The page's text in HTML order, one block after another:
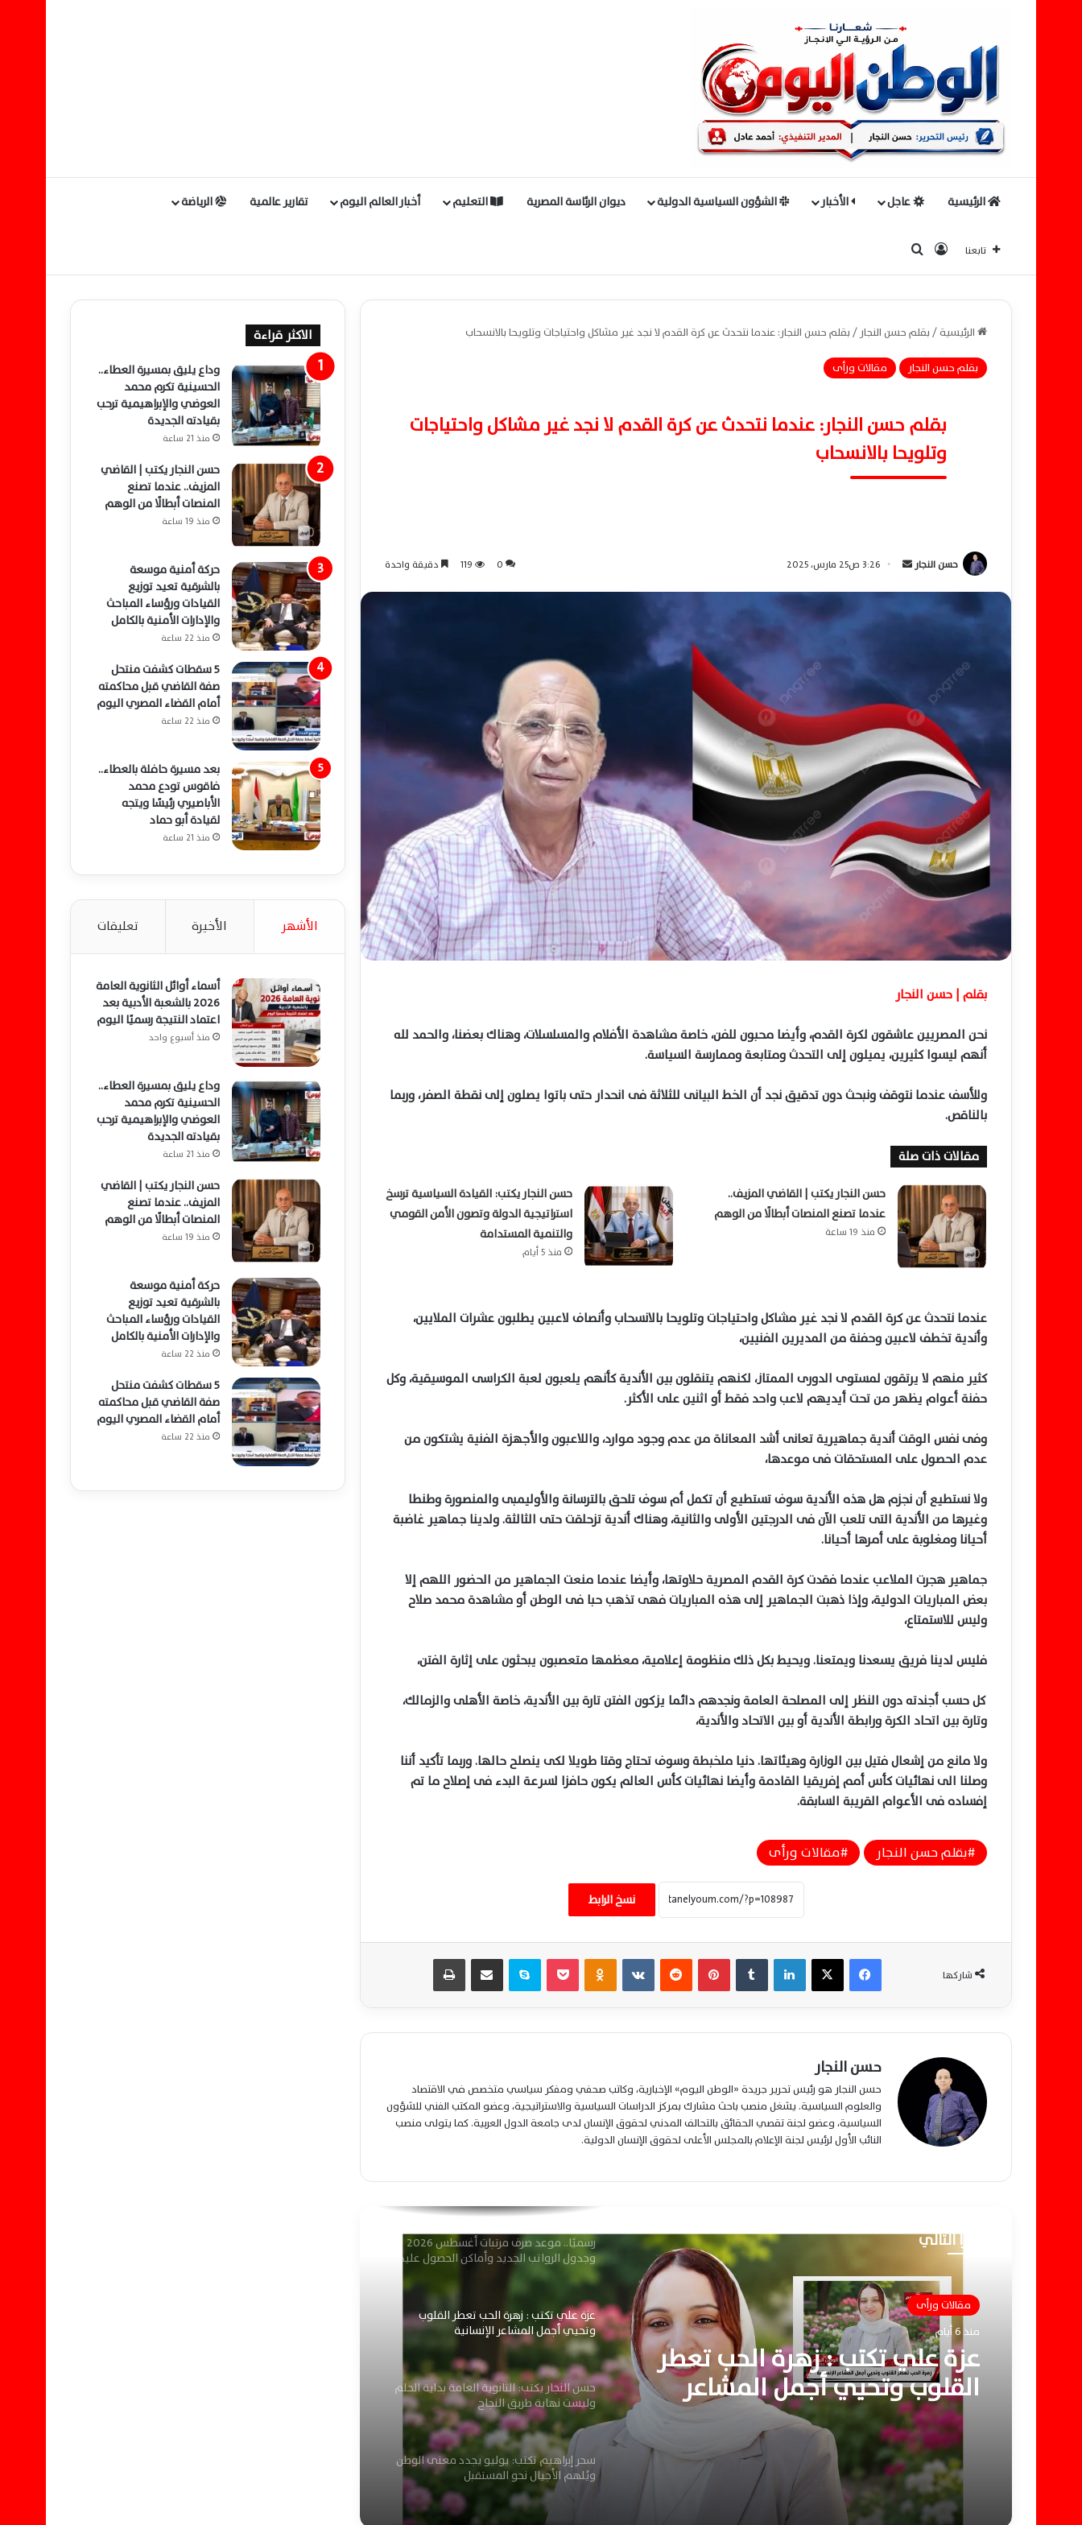
الرئيسية عاجل الأخبار الشؤون السياسية الدولية ديوان الرئاسة المصرية التعليم أخبار العالم اليوم تقارير عالمية الرياضة
تابعنا تسجيل الدخول
الرئيسية/بقلم حسن النجار /بقلم حسن النجار: عندما نتحدث عن كرة القدم لا نجد غير مشاكل واحتياجات وتلويحا بالانسحاب
بقلم حسن النجار
مقالات ورأى
بقلم حسن النجار: عندما نتحدث عن كرة القدم لا نجد غير مشاكل واحتياجات
وتلويحا بالانسحاب
حسن النجار
د
ا
ل
ك
ت
و
ن
ي
ا
3:26 ص25 مارس، 2025 0
119 دقيقة واحدة
بقلم | حسن النجار
نحن المصريين عاشقون لكرة القدم، وأيضا محبون للفن، خاصة مشاهدة الأفلام والمسلسلات، وهناك بعضنا، والحمد لله
أنهم ليسوا كثيرين، يميلون إلى التحدث ومتابعة وممارسة السياسة.
وللأسف عندما نتوقف ونبحث دون تدقيق نجد أن الخط البيانى للثلاثة فى انحدار حتى باتوا يصلون إلى نقطة الصفر، وربما
بالناقص.
مقالات ذات صلة
حسن النجار يكتب | القاضي المزيف..
عندما تصنع المنصات أبطالًا من الوهم
منذ 19 ساعة
حسن النجار يكتب: القيادة السياسية ترسخ
استراتيجية الدولة وتصون الأمن القومي
والتنمية المستدامة
منذ 5 أيام
عندما نتحدث عن كرة القدم لا نجد غير مشاكل واحتياجات وتلويحا بالانسحاب وأنصاف لاعبين يطلبون عشرات الملايين،
وأندية تخطف لاعبين وحفنة من المديرين الفنيين،
كثير منهم لا يرتقون لمستوى الدورى الممتاز، لكنهم يتنقلون بين الأندية كأنهم يلعبون لعبة الكراسى الموسيقية، وكل
حفنة أعوام يظهر من تحت أيديهم لاعب واحد فقط أو اثنين على الأكثر.
وفى نفس الوقت أندية جماهيرية تعانى أشد المعاناة من عدم وجود موارد، واللاعبون والأجهزة الفنية يشتكون من
عدم الحصول على المستحقات فى موعدها،
ولا نستطيع أن نجزم هل هذه الأندية سوف تستطيع أن تكمل أم سوف تلحق بالترسانة والأوليمبى والمنصورة وطنطا
وغيرها من الأندية التى تلعب الآن فى الدرجتين الأولى والثانية، وهناك أندية تزحلقت حتى الثالثة. ولدينا جماهير غاضبة
أحيانا ومغلوبة على أمرها أحيانا.
جماهير هجرت الملاعب عندما فقدت كرة القدم المصرية حلاوتها، وأيضا عندما منعت الجماهير من الحضور اللهم إلا
بعض المباريات الدولية، وإذا ذهبت الجماهير إلى هذه المباريات فهى تذهب حبا فى الوطن أو مشاهدة محمد صلاح
وليس للاستمتاع،
فليس لدينا فريق يسعدنا ويمتعنا. ويحيط بكل ذلك منظومة إعلامية، معظمها متعصبون يبحثون على إثارة الفتن،
كل حسب أجندته دون النظر إلى المصلحة العامة ونجدهم دائما يزكون الفتن تارة بين الأندية، خاصة الأهلى والزمالك،
وتارة بين اتحاد الكرة ورابطة الأندية أو بين الاتحاد والأندية،
ولا مانع من إشعال فتيل بين الوزارة وهيئاتها. دنيا ملخبطة وسوف تحتاج وقتا طويلا لكى ينصلح حالها. وربما تأكيد أننا
وصلنا الى نهائيات كأس أمم إفريقيا القادمة وأيضا نهائيات كأس العالم يكون حافزا لسرعة البدء فى إصلاح ما تم
إفساده فى الأعوام القريبة السابقة.
بقلم حسن النجار مقالات ورأى
نسخ الرابط
شاركها
فيسبوك ‫X لينكدإن بينتيريست ‏VKontakte سكايب مشاركة عبر البريد
حسن النجار
حسن النجار هو رئيس تحرير جريدة «الوطن اليوم» الإخبارية، وكاتب صحفي ومفكر سياسي متخصص في الاقتصاد
والعلوم السياسية. يشغل منصب باحث مشارك بمركز الدراسات السياسية والاستراتيجية، وعضو المكتب الفني للشؤون
السياسية، وعضو لجنة تقصي الحقائق بالتحالف المدني لحقوق الإنسان لدى جامعة الدول العربية. كما يتولى منصب
النائب الأول لرئيس لجنة الإعلام بالمجلس الأعلى لحقوق الإنسان الدولية.
أقرأ التالي
مقالات ورأى
منذ 6 أيام
عزة علي تكتب : زهرة الحب تعطر
القلوب وتحيي أجمل المشاعر
الإنسانية
حسن النجار يكتب: السلام الداخلي يصنع أمانك
العاطفي ويقودك للحياة
سموم الخطاب وتحديات الوعي الرقمي
مي الكاشف تكتب: هل سرقت الحياة الحديثة
دفء الجيرة والمحبة بين الناس؟
موازين الصراع الأمريكي الإيراني
رسميًا.. موعد صرف مرتبات أغسطس 2026
وجدول الرواتب الجديد وأماكن الحصول عليها
عزة علي تكتب : زهرة الحب تعطر القلوب
وتحيي أجمل المشاعر الإنسانية
حسن النجار يكتب: الثانوية العامة بداية الحلم
وليست نهاية طريق النجاح
سحر إبراهيم تكتب: يوليو يجدد معنى الوطن
ويُلهم الأجيال نحو المستقبل
الاكثر قراءة
وداع يليق بمسيرة العطاء..
الحسينية تكرم محمد
العوضي والإبراهيمية ترحب
بقيادته الجديدة
منذ 21 ساعة
حسن النجار يكتب | القاضي
المزيف.. عندما تصنع
المنصات أبطالًا من الوهم
منذ 19 ساعة
حركة أمنية موسعة
بالشرقية تعيد توزيع
القيادات ورؤساء المباحث
والإدارات الأمنية بالكامل
منذ 22 ساعة
5 سقطات كشفت منتحل
صفة القاضي قبل محاكمته
أمام القضاء المصري اليوم
منذ 22 ساعة
بعد مسيرة حافلة بالعطاء..
فاقوس تودع محمد
الأباصيري رئيسًا ويتجه
لقيادة أبو حماد
منذ 21 ساعة
الأشهر الأخيرة تعليقات
أسماء أوائل الثانوية العامة
2026 بالشعبة الأدبية بعد
اعتماد النتيجة رسميًا اليوم
منذ أسبوع واحد
وداع يليق بمسيرة العطاء..
الحسينية تكرم محمد
العوضي والإبراهيمية ترحب
بقيادته الجديدة
منذ 21 ساعة
حسن النجار يكتب | القاضي
المزيف.. عندما تصنع
المنصات أبطالًا من الوهم
منذ 19 ساعة
حركة أمنية موسعة
بالشرقية تعيد توزيع
القيادات ورؤساء المباحث
والإدارات الأمنية بالكامل
منذ 22 ساعة
5 سقطات كشفت منتحل
صفة القاضي قبل محاكمته
أمام القضاء المصري اليوم
منذ 22 ساعة